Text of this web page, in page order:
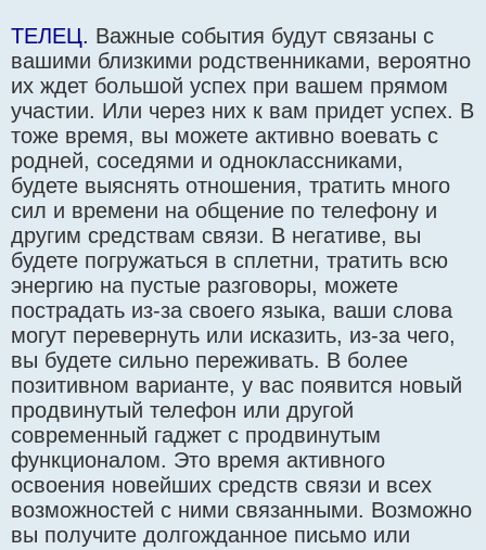
ТЕЛЕЦ. Важные события будут связаны с
вашими близкими родственниками, вероятно
их ждет большой успех при вашем прямом
участии. Или через них к вам придет успех. В
тоже время, вы можете активно воевать с
родней, соседями и одноклассниками,
будете выяснять отношения, тратить много
сил и времени на общение по телефону и
другим средствам связи. В негативе, вы
будете погружаться в сплетни, тратить всю
энергию на пустые разговоры, можете
пострадать из-за своего языка, ваши слова
могут перевернуть или исказить, из-за чего,
вы будете сильно переживать. В более
позитивном варианте, у вас появится новый
продвинутый телефон или другой
современный гаджет с продвинутым
функционалом. Это время активного
освоения новейших средств связи и всех
возможностей с ними связанными. Возможно
вы получите долгожданное письмо или